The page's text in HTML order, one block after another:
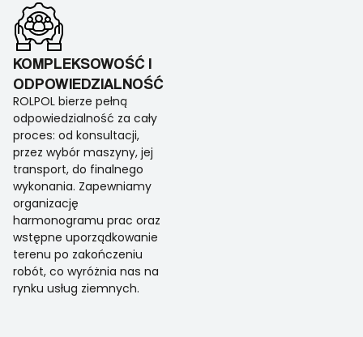
KOMPLEKSOWOŚĆ I
ODPOWIEDZIALNOŚĆ
ROLPOL bierze pełną
odpowiedzialność za cały
proces: od konsultacji,
przez wybór maszyny, jej
transport, do finalnego
wykonania. Zapewniamy
organizację
harmonogramu prac oraz
wstępne uporządkowanie
terenu po zakończeniu
robót, co wyróżnia nas na
rynku usług ziemnych.